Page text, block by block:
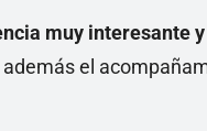
muy interesante
el